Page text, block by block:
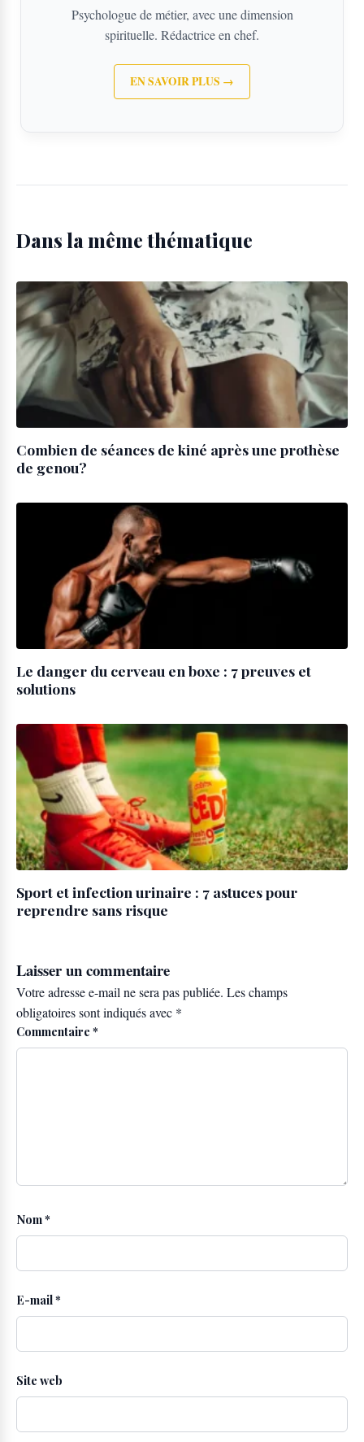
Psychologue de métier, avec une dimension
spirituelle. Rédactrice en chef.
EN SAVOIR PLUS →
Dans la même thématique
Combien de séances de kiné après une prothèse
de genou?
Le danger du cerveau en boxe : 7 preuves et
solutions
Sport et infection urinaire : 7 astuces pour
reprendre sans risque
Laisser un commentaire
Votre adresse e-mail ne sera pas publiée. Les champs
obligatoires sont indiqués avec *
Commentaire *
Nom*
E-mail*
Site web